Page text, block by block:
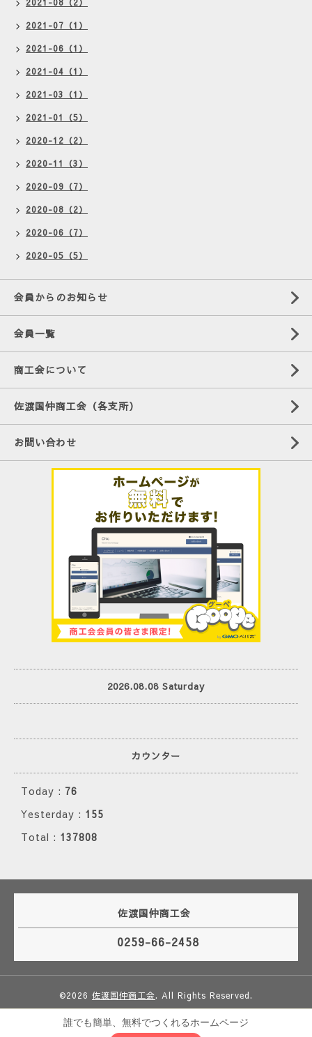
2021-07（1）
2021-06（1）
2021-04（1）
2021-03（1）
2021-01（5）
2020-12（2）
2020-11（3）
2020-09（7）
2020-08（2）
2020-06（7）
2020-05（5）
会員からのお知らせ
会員一覧
商工会について
佐渡国仲商工会（各支所）
お問い合わせ
2026.08.08 Saturday
カウンター
Today : 76
Yesterday : 155
Total : 137808
佐渡国仲商工会
0259-66-2458
©2026 佐渡国仲商工会. All Rights Reserved.
誰でも簡単、無料でつくれるホームページ